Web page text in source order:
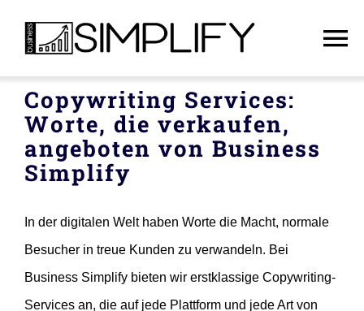
Startseite
Dienstleistungen
Copywriting Services:
Worte, die verkaufen,
angeboten von Business
Simplify
In der digitalen Welt haben Worte die Macht, normale
Besucher in treue Kunden zu verwandeln. Bei
Business Simplify bieten wir erstklassige Copywriting-
Services an, die auf jede Plattform und jede Art von